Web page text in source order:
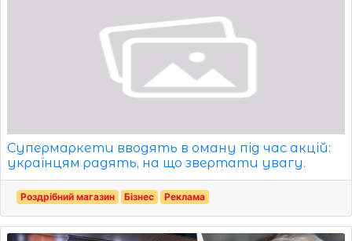
Супермаркети вводять в оману під час акцій:
українцям радять, на що звертати увагу.
Роздрібний магазин Бізнес Реклама